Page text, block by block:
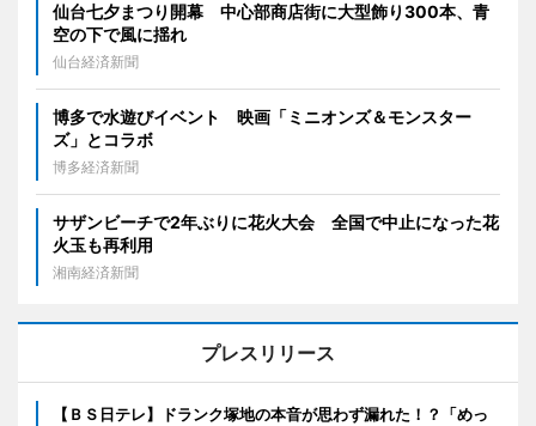
仙台七夕まつり開幕 中心部商店街に大型飾り300本、青
空の下で風に揺れ
仙台経済新聞
博多で水遊びイベント 映画「ミニオンズ＆モンスター
ズ」とコラボ
博多経済新聞
サザンビーチで2年ぶりに花火大会 全国で中止になった花
火玉も再利用
湘南経済新聞
プレスリリース
【ＢＳ日テレ】ドランク塚地の本音が思わず漏れた！？「めっ